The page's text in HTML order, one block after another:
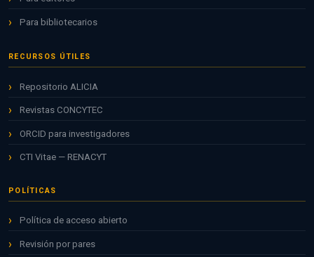
Para bibliotecarios
RECURSOS ÚTILES
Repositorio ALICIA
Revistas CONCYTEC
ORCID para investigadores
CTI Vitae — RENACYT
POLÍTICAS
Política de acceso abierto
Revisión por pares